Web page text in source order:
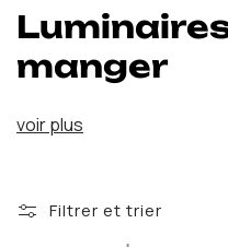
manger
voir plus
Filtrer et trier